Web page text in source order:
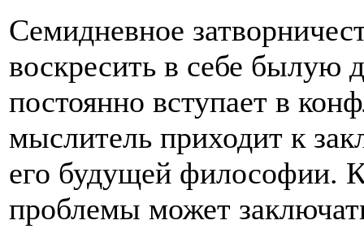
Семидневное
воскресить в себе былую
постоянно вступает в
мыслитель приходит к
его будущей философии.
проблемы может